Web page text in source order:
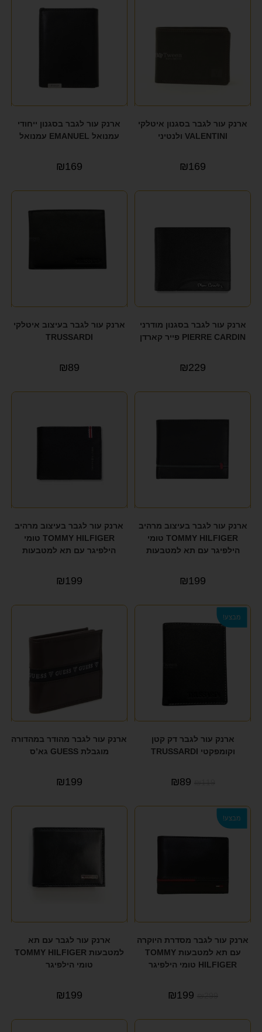
ארנק עור לגבר בסגנון איטלקי
VALENTINI ולנטיני
₪169
ארנק עור לגבר בסגנון ייחודי
עמנואל EMANUEL עמנואל
₪169
ארנק עור לגבר בסגנון מודרני
PIERRE CARDIN פייר קארדן
₪229
ארנק עור לגבר בעיצוב איטלקי
TRUSSARDI
₪89
ארנק עור לגבר בעיצוב מרהיב
TOMMY HILFIGER טומי
הילפיגר עם תא למטבעות
₪199
ארנק עור לגבר בעיצוב מרהיב
TOMMY HILFIGER טומי
הילפיגר עם תא למטבעות
₪199
מבצע!
ארנק עור לגבר דק קטן
וקומפקטי TRUSSARDI
₪119
₪89
ארנק עור לגבר מהודר במהדורה
מוגבלת GUESS גא’ס
₪199
מבצע!
ארנק עור לגבר מסדרת היוקרה
עם תא למטבעות TOMMY
HILFIGER טומי הילפיגר
₪299
₪199
ארנק עור לגבר עם תא
למטבעות TOMMY HILFIGER
טומי הילפיגר
₪199